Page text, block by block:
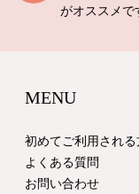
がオススメで
MENU
初めてご利用される
よくある質問
お問い合わせ